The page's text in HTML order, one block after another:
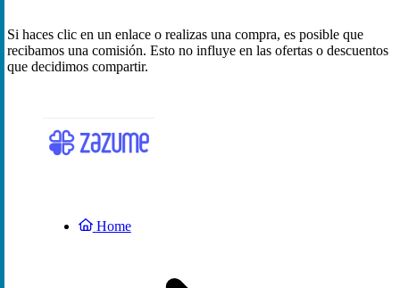
Si haces clic en un enlace o realizas una compra, es posible que
recibamos una comisión. Esto no influye en las ofertas o descuentos
que decidimos compartir.
Home